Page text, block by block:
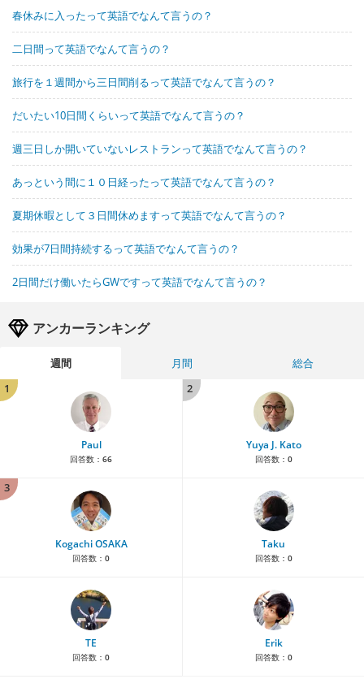
春休みに入ったって英語でなんて言うの？
二日間って英語でなんて言うの？
旅行を１週間から三日間削るって英語でなんて言うの？
だいたい10日間くらいって英語でなんて言うの？
週三日しか開いていないレストランって英語でなんて言うの？
あっという間に１０日経ったって英語でなんて言うの？
夏期休暇として３日間休めますって英語でなんて言うの？
効果が7日間持続するって英語でなんて言うの？
2日間だけ働いたらGWですって英語でなんて言うの？
アンカーランキング
週間 月間
総合
1
Paul
回答数： 66
2
Yuya J. Kato
回答数： 0
3
Kogachi OSAKA
回答数： 0
Taku
回答数： 0
TE
回答数： 0
Erik
回答数： 0